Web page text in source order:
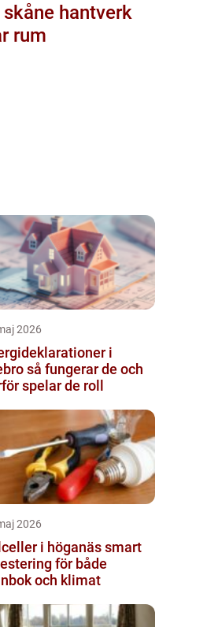
rum
2026
i
de och
spelar de roll
2026
i höganäs smart
för både
och klimat